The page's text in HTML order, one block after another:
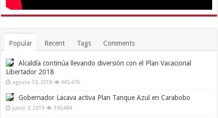
Popular Recent Tags Comments
Alcaldía continúa llevando diversión con el Plan Vacacional
Libertador 2018
agosto 13, 2018 445,476
Gobernador Lacava activa Plan Tanque Azul en Carabobo
junio 3, 2019 330,484